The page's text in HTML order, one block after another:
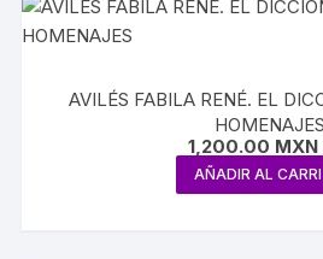
AVILÉS FABILA RENÉ. EL
HOMENAJES
1,200.00 MXN
AÑADIR AL